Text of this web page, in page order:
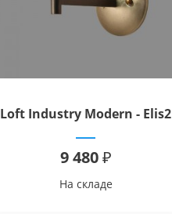
Loft Industry Modern - Elis2
9 480 ₽
На складе